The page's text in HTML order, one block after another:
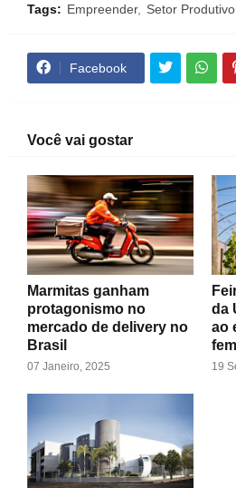
Tags: Empreender Setor Produtivo
Facebook
Você vai gostar
Marmitas ganham
protagonismo no
mercado de delivery no
Brasil
07 Janeiro, 2025
da
ao
19